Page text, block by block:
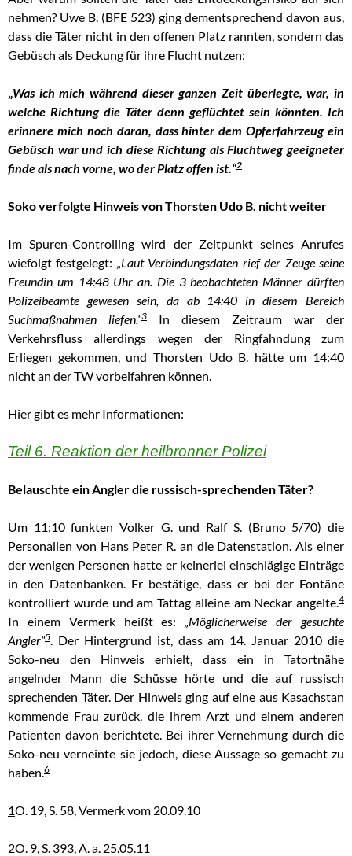
nehmen? Uwe B. (BFE 523) ging dementsprechend davon aus,
dass die Täter nicht in den offenen Platz rannten, sondern das
Gebüsch als Deckung für ihre Flucht nutzen:
„Was ich mich während dieser ganzen Zeit überlegte, war, in
welche Richtung die Täter denn geflüchtet sein könnten. Ich
erinnere mich noch daran, dass hinter dem Opferfahrzeug ein
Gebüsch war und ich diese Richtung als Fluchtweg geeigneter
finde als nach vorne, wo der Platz offen ist.“2
Soko verfolgte Hinweis von Thorsten Udo B. nicht weiter
Im Spuren-Controlling wird der Zeitpunkt seines Anrufes
wiefolgt festgelegt: „Laut Verbindungsdaten rief der Zeuge seine
Freundin um 14:48 Uhr an. Die 3 beobachteten Männer dürften
Polizeibeamte gewesen sein, da ab 14:40 in diesem Bereich
Suchmaßnahmen liefen.“3
In diesem Zeitraum war der
Verkehrsfluss allerdings wegen der Ringfahndung zum
Erliegen gekommen, und Thorsten Udo B. hätte um 14:40
nicht an der TW vorbeifahren können.
Hier gibt es mehr Informationen:
Teil 6. Reaktion der heilbronner Polizei
Belauschte ein Angler die russisch-sprechenden Täter?
Um 11:10 funkten Volker G. und Ralf S. (Bruno 5/70) die
Personalien von Hans Peter R. an die Datenstation. Als einer
der wenigen Personen hatte er keinerlei einschlägige Einträge
in den Datenbanken. Er bestätige, dass er bei der Fontäne
kontrolliert wurde und am Tattag alleine am Neckar angelte.4
In einem Vermerk heißt es:„Möglicherweise der gesuchte
Angler“5. Der Hintergrund ist, dass am 14. Januar 2010 die
Soko-neu den Hinweis erhielt, dass ein in Tatortnähe
angelnder Mann die Schüsse hörte und die auf russisch
sprechenden Täter. Der Hinweis ging auf eine aus Kasachstan
kommende Frau zurück, die ihrem Arzt und einem anderen
Patienten davon berichtete. Bei ihrer Vernehmung durch die
Soko-neu verneinte sie jedoch, diese Aussage so gemacht zu
haben.6
1O. 19, S. 58, Vermerk vom 20.09.10
2O. 9, S. 393, A. a. 25.05.11